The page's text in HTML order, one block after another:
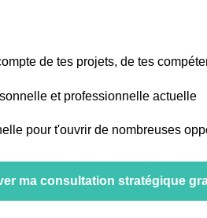
de tes projets, de tes
et professionnelle actuelle
pour t'ouvrir de nombreuses
ma consultation stratégique